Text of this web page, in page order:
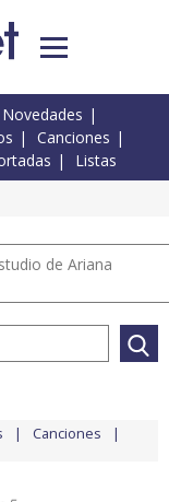
Novedades
Canciones
Listas
de Ariana
Canciones